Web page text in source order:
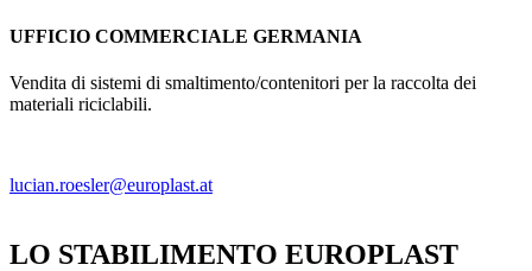
UFFICIO COMMERCIALE GERMANIA
Vendita di sistemi di smaltimento/contenitori per la raccolta dei
materiali riciclabili.
lucian.roesler@europlast.at
LO STABILIMENTO EUROPLAST